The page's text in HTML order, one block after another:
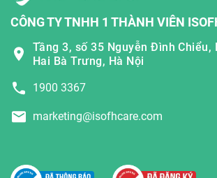
CÔNG TY TNHH 1 THÀNH VIÊN
Tầng 3, số 35 Nguyễn Đình Chiểu,
Hai Bà Trưng, Hà Nội
1900 3367
marketing@isofhcare.com